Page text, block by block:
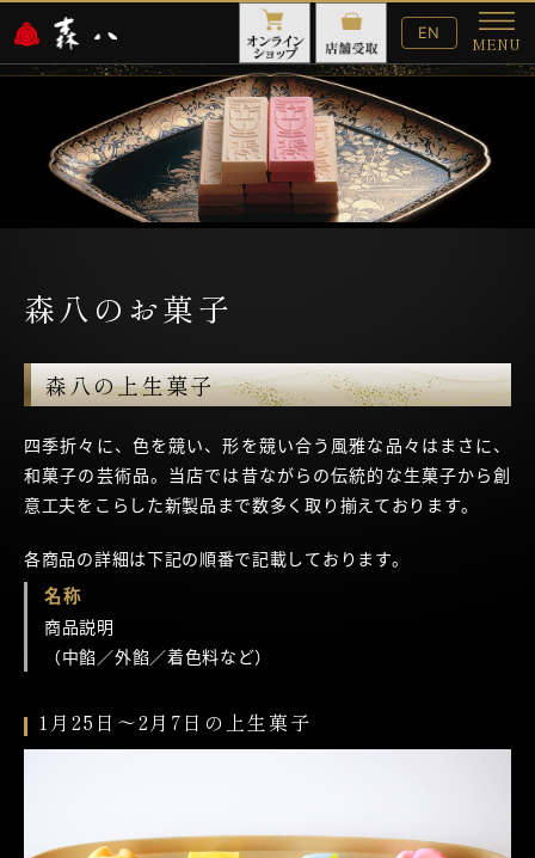
English
Website
EN
MENU
メ
ニ
森八のお菓子
森八の上生菓子
四季折々に、色を競い、形を競い合う風雅な品々はまさに、
和菓子の芸術品。当店では昔ながらの伝統的な生菓子から創
意工夫をこらした新製品まで数多く取り揃えております。
各商品の詳細は下記の順番で記載しております。
名称
商品説明
（中餡／外餡／着色料など）
1月25日～2月7日の上生菓子